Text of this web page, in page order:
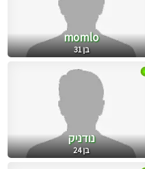
momlo
בן 31
נודניק
בן 24